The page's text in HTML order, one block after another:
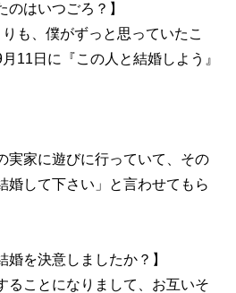
のはいつごろ？】
も、僕がずっと思っていたこ
11日に『この人と結婚しよう』
実家に遊びに行っていて、その
婚して下さい」と言わせてもら
婚を決意しましたか？】
ることになりまして、お互いそ